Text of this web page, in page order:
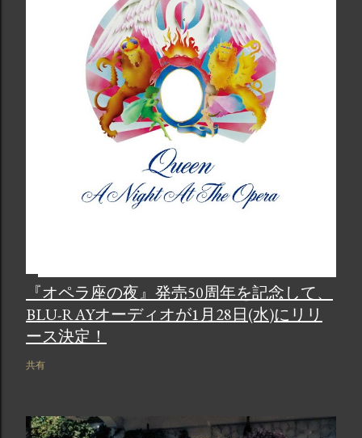
『オペラ座の夜』発売50周年を記念して、
BLU-RAYオーディオが1月28日(水)にリリ
ース決定！
共有